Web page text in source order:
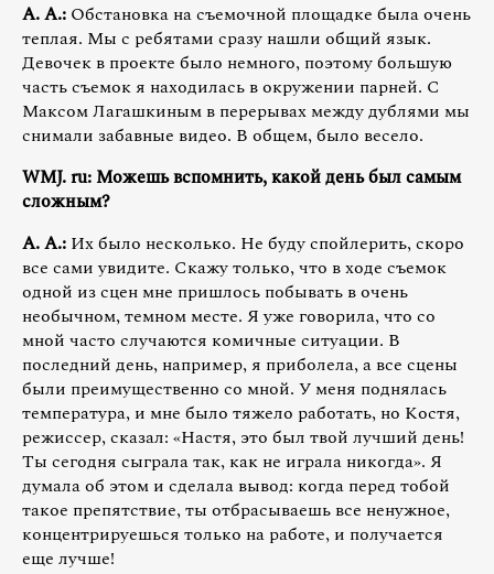
А. А.: Обстановка на съемочной площадке была очень
теплая. Мы с ребятами сразу нашли общий язык.
Девочек в проекте было немного, поэтому большую
часть съемок я находилась в окружении парней. С
Максом Лагашкиным в перерывах между дублями мы
снимали забавные видео. В общем, было весело.
WMJ. ru: Можешь вспомнить, какой день был самым
сложным?
А. А.: Их было несколько. Не буду спойлерить, скоро
все сами увидите. Скажу только, что в ходе съемок
одной из сцен мне пришлось побывать в очень
необычном, темном месте. Я уже говорила, что со
мной часто случаются комичные ситуации. В
последний день, например, я приболела, а все сцены
были преимущественно со мной. У меня поднялась
температура, и мне было тяжело работать, но Костя,
режиссер, сказал: «Настя, это был твой лучший день!
Ты сегодня сыграла так, как не играла никогда». Я
думала об этом и сделала вывод: когда перед тобой
такое препятствие, ты отбрасываешь все ненужное,
концентрируешься только на работе, и получается
еще лучше!